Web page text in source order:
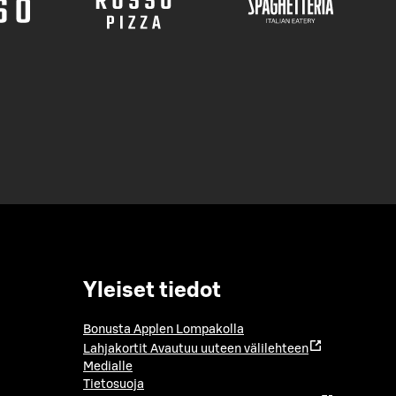
Yleiset tiedot
Bonusta Applen Lompakolla
Lahjakortit Avautuu uuteen välilehteen
Medialle
Tietosuoja